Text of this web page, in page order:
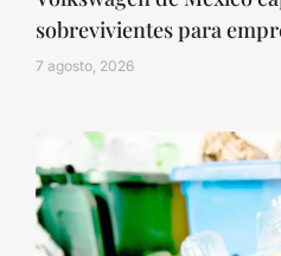
sobrevivientes para
7 agosto, 2026